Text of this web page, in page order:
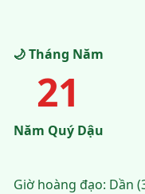
🌙 Tháng Năm
21
Năm Quý Dậu
Giờ hoàng đạo: Dần